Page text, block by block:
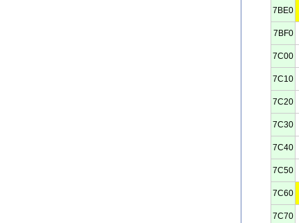
7BE0
7BF0
7C00
7C10
7C20
7C30
7C40
7C50
7C60
7C70